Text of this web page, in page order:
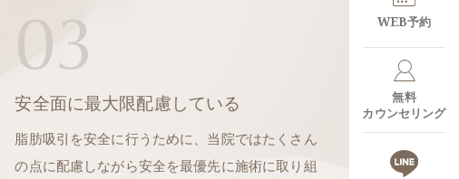
WEB予約
無料
カウンセリング
03
安全面に最大限配慮している
脂肪吸引を安全に行うために、当院ではたくさん
の点に配慮しながら安全を最優先に施術に取り組